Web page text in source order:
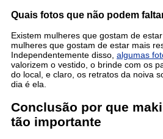
Quais fotos que não podem
Existem mulheres que gostam de
mulheres que gostam de estar mais
Independentemente disso, algumas
valorizem o vestido, o brinde com os
do local, e claro, os retratos da noiva
dia é ela.
Conclusão por que
tão importante